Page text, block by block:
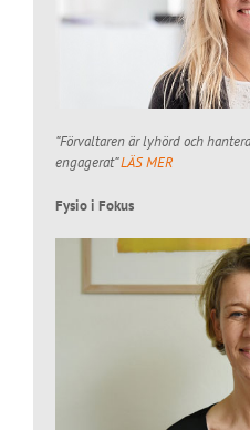
”Förvaltaren är lyhörd och
engagerat”LÄS MER
Fysio i Fokus